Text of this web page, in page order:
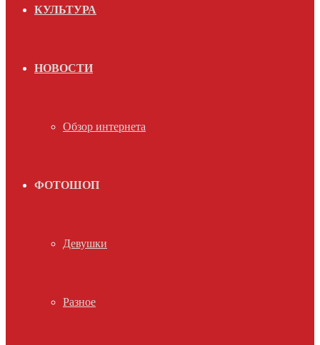
КУЛЬТУРА
НОВОСТИ
Обзор интернета
ФОТОШОП
Девушки
Разное